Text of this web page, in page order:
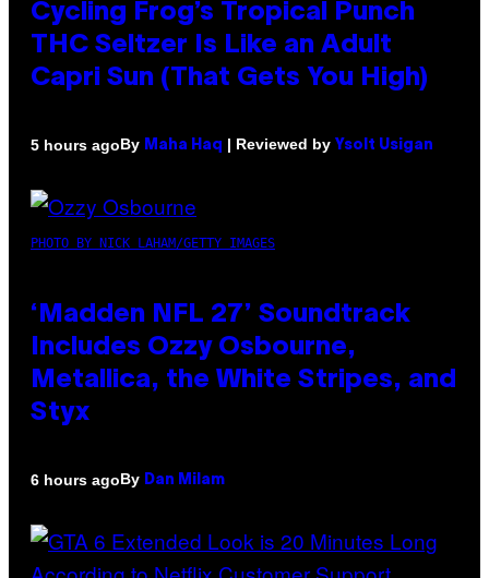
Cycling Frog’s Tropical Punch
THC Seltzer Is Like an Adult
Capri Sun (That Gets You High)
5 hours agoBy Maha Haq | Reviewed by Ysolt Usigan
PHOTO BY NICK LAHAM/GETTY IMAGES
‘Madden NFL 27’ Soundtrack
Includes Ozzy Osbourne,
Metallica, the White Stripes, and
Styx
6 hours agoBy Dan Milam